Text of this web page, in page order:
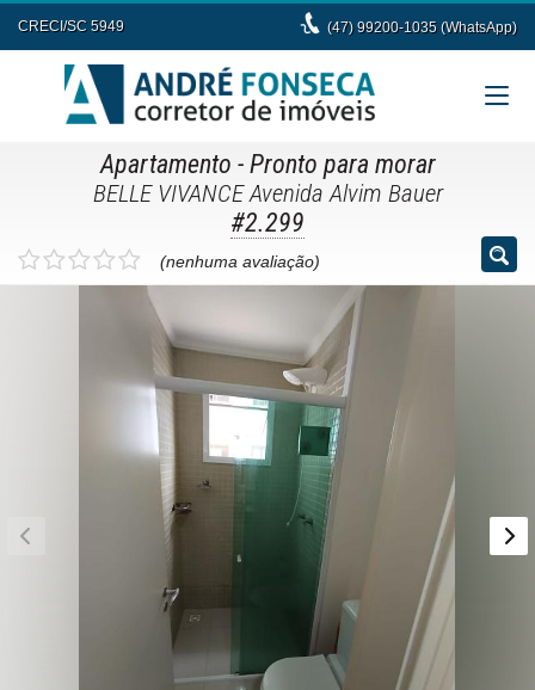
CRECI/SC 5949 (47) 99200-1035 (WhatsApp)
Apartamento - Pronto para morar
BELLE VIVANCE Avenida Alvim Bauer
#2.299
(nenhuma avaliação)